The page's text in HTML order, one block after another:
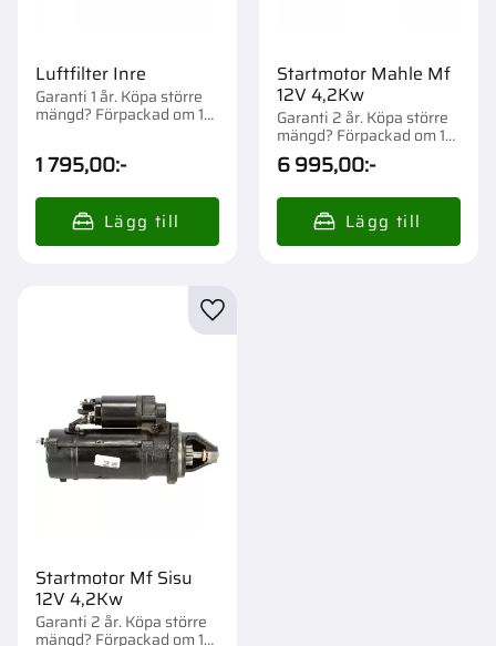
Luftfilter Inre
Garanti 1 år. Köpa större
mängd? Förpackad om 1
1 795,00:-
Startmotor Mahle Mf
12V 4,2Kw
Garanti 2 år. Köpa större
mängd? Förpackad om 1
st.
6 995,00:-
Startmotor Mf Sisu
12V 4,2Kw
Garanti 2 år. Köpa större
mängd? Förpackad om 1
Lägg till i favoriter